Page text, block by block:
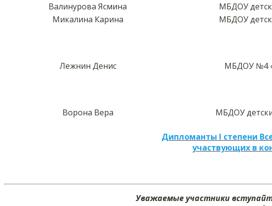
Валинурова Ясмина
МБДОУ
Микалина Карина
МБДОУ
Лежнин Денис МБДОУ №4
Ворона Вера
МБДОУ
Дипломанты I степени
участвующих в
Уважаемые участники